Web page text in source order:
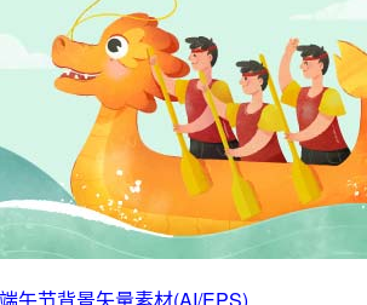
午节背景矢量素材(AI/EPS)